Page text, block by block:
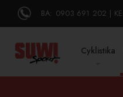
BA: 0903 691 202 KE:
Cyklistika